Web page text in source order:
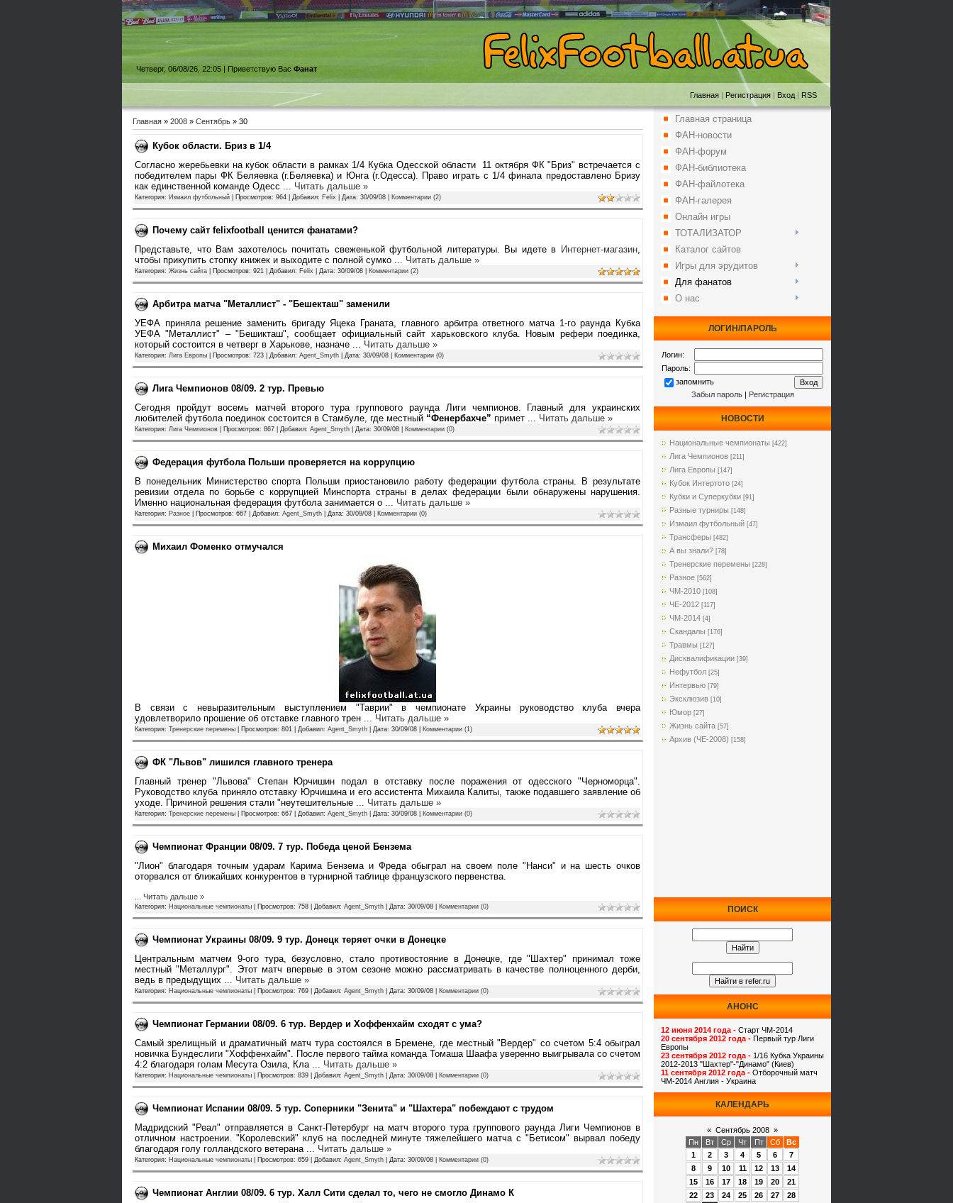
Четверг, 06/08/26, 22:05 | Приветствую Вас Фанат
Главная | Регистрация | Вход | RSS
Главная » 2008 » Сентябрь » 30
Кубок области. Бриз в 1/4
Согласно жеребьевки на кубок области в рамках 1/4 Кубка Одесской области 11 октября ФК "Бриз" встречается с
победителем пары ФК Беляевка (г.Беляевка) и Юнга (г.Одесса). Право играть с 1/4 финала предоставлено Бризу
как единственной команде Одесс
Читать дальше »
Категория: Измаил футбольный | Просмотров: 964 | Добавил: Felix | Дата: 30/09/08 Комментарии (2)
Почему сайт felixfootball ценится фанатами?
Представьте, что Вам захотелось почитать свеженькой футбольной литературы. Вы идете в Интернет-магазин
чтобы прикупить стопку книжек и выходите с полной сумко
Читать дальше »
Категория: Жизнь сайта | Просмотров: 921 | Добавил: Felix | Дата: 30/09/08 Комментарии (2)
Арбитра матча "Металлист" - "Бешекташ" заменили
УЕФА приняла решение заменить бригаду Яцека Граната, главного арбитра ответного матча 1-го раунда Кубка
УЕФА "Металлист" – "Бешикташ", сообщает официальный сайт харьковского клуба. Новым рефери поединка,
который состоится в четверг в Харькове, назначе
Читать дальше »
Категория: Лига Европы | Просмотров: 723 | Добавил: Agent_Smyth | Дата: 30/09/08 Комментарии (0)
Лига Чемпионов 08/09. 2 тур. Превью
Сегодня пройдут восемь матчей второго тура группового раунда Лиги чемпионов. Главный для украинских
любителей футбола поединок состоится в Стамбуле, где местный “Фенербахче” примет Читать дальше »
Категория: Лига Чемпионов | Просмотров: 867 | Добавил: Agent_Smyth | Дата: 30/09/08 Комментарии (0)
Федерация футбола Польши проверяется на коррупцию
В понедельник Министерство спорта Польши приостановило работу федерации футбола страны. В результате
ревизии отдела по борьбе с коррупцией Минспорта страны в делах федерации были обнаружены нарушения.
Именно национальная федерация футбола занимается о
Читать дальше »
Категория: Разное | Просмотров: 667 | Добавил: Agent_Smyth | Дата: 30/09/08 Комментарии (0)
Михаил Фоменко отмучался
В связи с невыразительным выступлением "Таврии" в чемпионате Украины руководство клуба вчера
удовлетворило прошение об отставке главного трен
Читать дальше »
Категория: Тренерские перемены | Просмотров: 801 | Добавил: Agent_Smyth | Дата: 30/09/08 Комментарии (1)
ФК "Львов" лишился главного тренера
Главный тренер "Львова" Степан Юрчишин подал в отставку после поражения от одесского "Черноморца".
Руководство клуба приняло отставку Юрчишина и его ассистента Михаила Калиты, также подавшего заявление об
уходе. Причиной решения стали "неутешительные
Читать дальше »
Категория: Тренерские перемены | Просмотров: 667 | Добавил: Agent_Smyth | Дата: 30/09/08 Комментарии (0)
Чемпионат Франции 08/09. 7 тур. Победа ценой Бензема
"Лион" благодаря точным ударам Карима Бензема и Фреда обыграл на своем поле "Нанси" и на шесть очков
оторвался от ближайших конкурентов в турнирной таблице французского первенства.
Читать дальше »
Категория: Национальные чемпионаты | Просмотров: 758 | Добавил: Agent_Smyth | Дата: 30/09/08 Комментарии (0)
Чемпионат Украины 08/09. 9 тур. Донецк теряет очки в Донецке
Центральным матчем 9-ого тура, безусловно, стало противостояние в Донецке, где "Шахтер" принимал тоже
местный "Металлург". Этот матч впервые в этом сезоне можно рассматривать в качестве полноценного дерби,
ведь в предыдущих
Читать дальше »
Категория: Национальные чемпионаты | Просмотров: 769 | Добавил: Agent_Smyth | Дата: 30/09/08 Комментарии (0)
Чемпионат Германии 08/09. 6 тур. Вердер и Хоффенхайм сходят с ума?
Самый зрелищный и драматичный матч тура состоялся в Бремене, где местный "Вердер" со счетом 5:4 обыграл
новичка Бундеслиги "Хоффенхайм". После первого тайма команда Томаша Шаафа уверенно выигрывала со счетом
4:2 благодаря голам Месута Озила, Кла
Читать дальше »
Категория: Национальные чемпионаты | Просмотров: 839 | Добавил: Agent_Smyth | Дата: 30/09/08 Комментарии (0)
Чемпионат Испании 08/09. 5 тур. Соперники "Зенита" и "Шахтера" побеждают с трудом
Мадридский "Реал" отправляется в Санкт-Петербург на матч второго тура группового раунда Лиги Чемпионов в
отличном настроении. "Королевский" клуб на последней минуте тяжелейшего матча с "Бетисом" вырвал победу
благодаря голу голландского ветерана
Читать дальше »
Категория: Национальные чемпионаты | Просмотров: 659 | Добавил: Agent_Smyth | Дата: 30/09/08 Комментарии (0)
Чемпионат Англии 08/09. 6 тур. Халл Сити сделал то, чего не смогло Динамо К
Главная страница
ФАН-новости
ФАН-форум
ФАН-библиотека
ФАН-файлотека
ФАН-галерея
Онлайн игры
ТОТАЛИЗАТОР
Каталог сайтов
Игры для эрудитов
Для фанатов
О нас
ЛОГИН/ПАРОЛЬ
Логин:
Пароль:
запомнить
Забыл пароль| Регистрация
НОВОСТИ
Национальные чемпионаты [422]
Лига Чемпионов [211]
Лига Европы [147]
Кубок Интертото [24]
Кубки и Суперкубки [91]
Разные турниры [148]
Измаил футбольный [47]
Трансферы [482]
А вы знали? [78]
Тренерские перемены [228]
Разное [562]
ЧМ-2010 [108]
ЧЕ-2012 [117]
ЧМ-2014 [4]
Cкандалы [176]
Травмы [127]
Дисквалификации [39]
Нефутбол [25]
Интервью [79]
Эксклюзив [10]
Юмор [27]
Жизнь сайта [57]
Архив (ЧЕ-2008) [158]
ПОИСК
АНОНС
12 июня 2014 года - Старт ЧМ-2014
20 сентября 2012 года - Первый тур Лиги
Европы
23 сентября 2012 года - 1/16 Кубка Украины
2012-2013 "Шахтер"-"Динамо" (Киев)
11 сентября 2012 года - Отборочный матч
ЧМ-2014 Англия - Украина
КАЛЕНДАРЬ
« Сентябрь 2008 »
Пн
Вт Ср Чт Пт Сб
Вс
1
2 3 4 5 6
7
8
9 10 11 12 13
14
15
16 17 18 19 20
21
22
23 24 25 26 27
28